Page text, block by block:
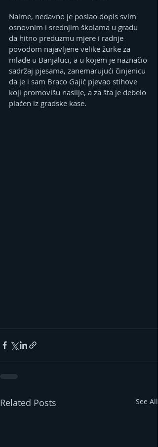
Naime, nedavno je poslao dopis svim
osnovnim i srednjim školama u gradu
da hitno preduzmu mjere i radnje
povodom najavljene velike žurke za
mlade u Banjaluci, a u kojem je naznačio
sadržaj pjesama, zanemarujući činjenicu
da je i sam Braco Gajić pjevao stihove
koji promovišu nasilje, a za šta je debelo
plaćen iz gradske kase.
Related Posts See All